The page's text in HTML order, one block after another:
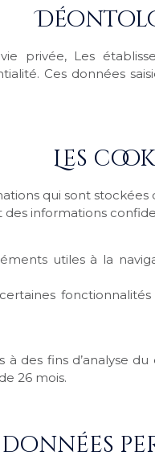
privée, Les
Ces données
Les
qui sont
des informations
utiles à la
à des fins d’analyse
26 mois.
données